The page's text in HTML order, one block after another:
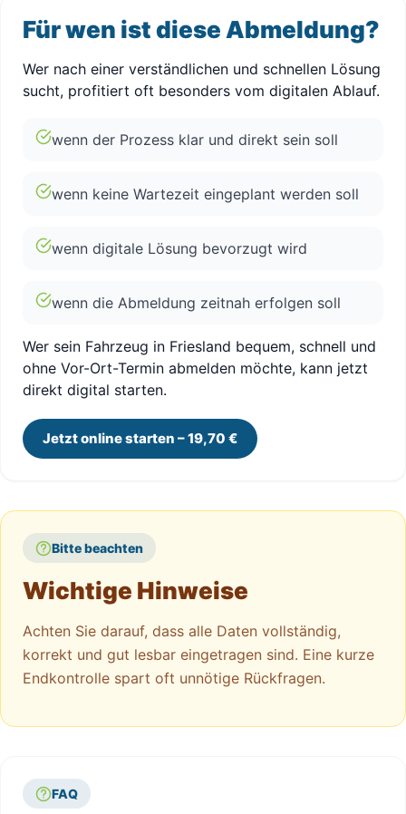
Für wen ist diese Abmeldung?
Wer nach einer verständlichen und schnellen Lösung
sucht, profitiert oft besonders vom digitalen Ablauf.
wenn der Prozess klar und direkt sein soll
wenn keine Wartezeit eingeplant werden soll
wenn digitale Lösung bevorzugt wird
wenn die Abmeldung zeitnah erfolgen soll
Wer sein Fahrzeug in Friesland bequem, schnell und
ohne Vor-Ort-Termin abmelden möchte, kann jetzt
direkt digital starten.
Jetzt online starten – 19,70 €
Bitte beachten
Wichtige Hinweise
Achten Sie darauf, dass alle Daten vollständig,
korrekt und gut lesbar eingetragen sind. Eine kurze
Endkontrolle spart oft unnötige Rückfragen.
FAQ